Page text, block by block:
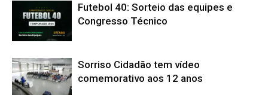
Futebol 40: Sorteio das equipes e
Congresso Técnico
Sorriso Cidadão tem vídeo
comemorativo aos 12 anos